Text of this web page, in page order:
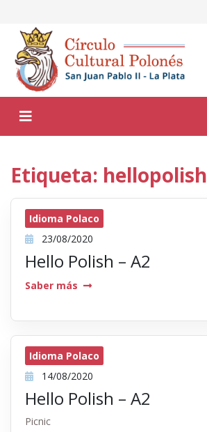
Etiqueta: hellopolish
Idioma Polaco
23/08/2020
Hello Polish – A2
Saber más
Idioma Polaco
14/08/2020
Hello Polish – A2
Picnic